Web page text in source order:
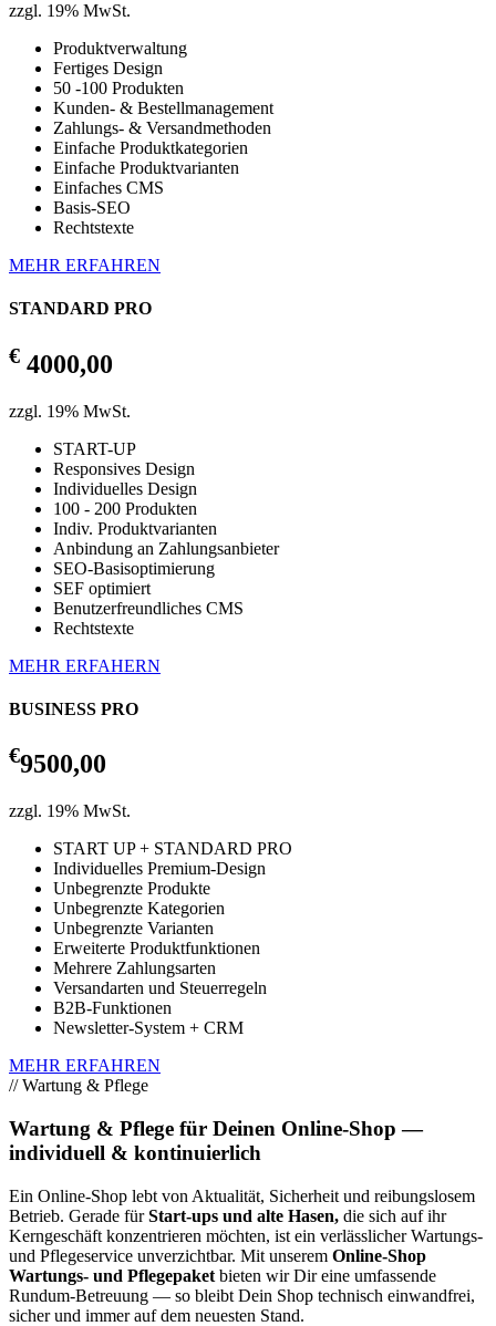
zzgl. 19% MwSt.
Produktverwaltung
Fertiges Design
50 -100 Produkten
Kunden- & Bestellmanagement
Zahlungs- & Versandmethoden
Einfache Produktkategorien
Einfache Produktvarianten
Einfaches CMS
Basis-SEO
Rechtstexte
MEHR ERFAHREN
STANDARD PRO
€ 4000,00
zzgl. 19% MwSt.
START-UP
Responsives Design
Individuelles Design
100 - 200 Produkten
Indiv. Produktvarianten
Anbindung an Zahlungsanbieter
SEO-Basisoptimierung
SEF optimiert
Benutzerfreundliches CMS
Rechtstexte
MEHR ERFAHERN
BUSINESS PRO
€9500,00
zzgl. 19% MwSt.
START UP + STANDARD PRO
Individuelles Premium-Design
Unbegrenzte Produkte
Unbegrenzte Kategorien
Unbegrenzte Varianten
Erweiterte Produktfunktionen
Mehrere Zahlungsarten
Versandarten und Steuerregeln
B2B-Funktionen
Newsletter-System + CRM
MEHR ERFAHREN
// Wartung & Pflege
Wartung & Pflege für Deinen Online-Shop —
individuell & kontinuierlich
Ein Online-Shop lebt von Aktualität, Sicherheit und reibungslosem
Betrieb. Gerade fürStart-ups und alte Hasen, die sich auf ihr
Kerngeschäft konzentrieren möchten, ist ein verlässlicher Wartungs-
und Pflegeservice unverzichtbar. Mit unserem Online-Shop
Wartungs- und Pflegepaket bieten wir Dir eine umfassende
Rundum-Betreuung — so bleibt Dein Shop technisch einwandfrei,
sicher und immer auf dem neuesten Stand.